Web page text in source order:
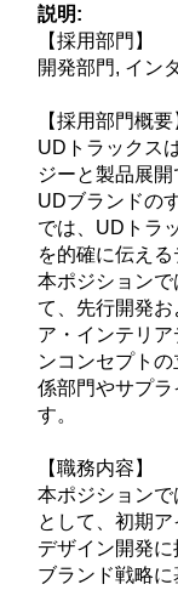
説明:
【採用部門】
開発部門, イン
【採用部門概要
UDトラックス
ジーと製品展開
UDブランドの
では、UDトラ
を的確に伝える
本ポジション
て、先行開発お
ア・インテリ
ンコンセプト
係部門やサプラ
す。
【職務内容】
本ポジション
として、初期
デザイン開発に
ブランド戦略